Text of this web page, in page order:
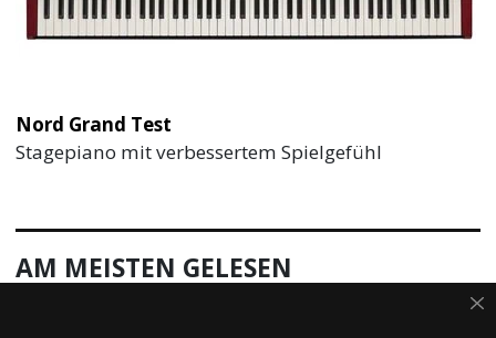
Nord Grand Test
Stagepiano mit verbessertem Spielgefühl
AM MEISTEN GELESEN